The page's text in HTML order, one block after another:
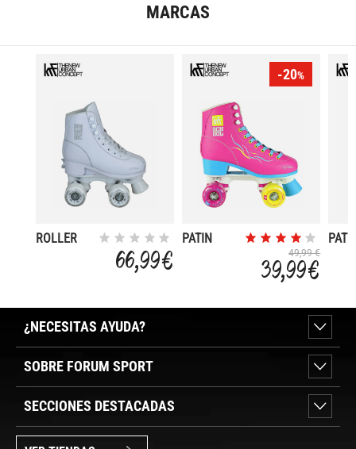
MARCAS
ROLLER
66,99 €
-20%
PATIN
EDIT
49,99 €
39,99 €
¿NECESITAS AYUDA?
SOBRE FORUM SPORT
SECCIONES DESTACADAS